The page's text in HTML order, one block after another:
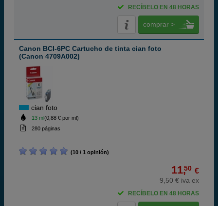
RECÍBELO EN 48 HORAS
comprar >
Canon BCI-6PC Cartucho de tinta cian foto
(Canon 4709A002)
cian foto
13 ml(0,88 € por ml)
280 páginas
(10 / 1 opinión)
11,50 €
9,50 € iva ex
RECÍBELO EN 48 HORAS